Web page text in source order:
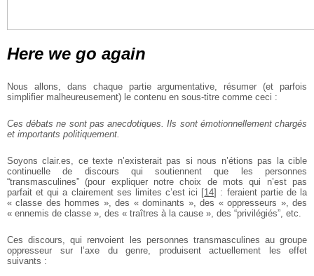
Here we go again
Nous allons, dans chaque partie argumentative, résumer (et parfois
simplifier malheureusement) le contenu en sous-titre comme ceci :
Ces débats ne sont pas anecdotiques. Ils sont émotionnellement chargés
et importants politiquement.
Soyons clair.es, ce texte n’existerait pas si nous n’étions pas la cible
continuelle de discours qui soutiennent que les personnes
“transmasculines” (pour expliquer notre choix de mots qui n’est pas
parfait et qui a clairement ses limites c’est ici [14] : feraient partie de la
« classe des hommes », des « dominants », des « oppresseurs », des
« ennemis de classe », des « traîtres à la cause », des “privilégiés”, etc.
Ces discours, qui renvoient les personnes transmasculines au groupe
oppresseur sur l’axe du genre, produisent actuellement les effet
suivants :